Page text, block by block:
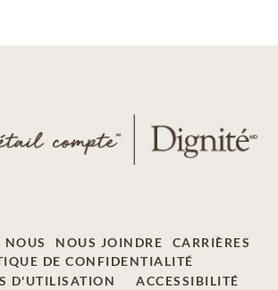
NOUS NOUS JOINDRE
CARRIÈRES
DE CONFIDENTIALITÉ
D'UTILISATION
ACCESSIBILITÉ